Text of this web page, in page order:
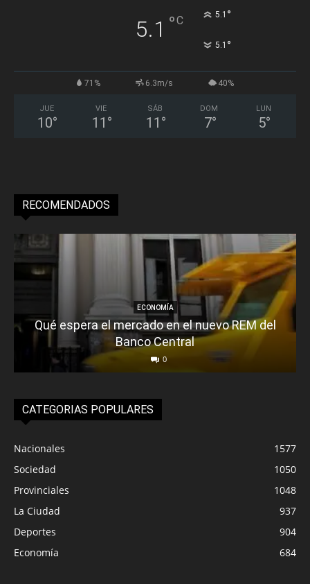
5.1 °C 5.1 °
5.1 °
71% 6.3m/s 40%
JUE
10°
VIE
11 °
SÁB
11 °
DOM
7°
LUN
5°
RECOMENDADOS
ECONOMÍA
Qué espera el mercado en el nuevo REM del
Banco Central
0
CATEGORIAS POPULARES
Nacionales
1577
Sociedad
1050
Provinciales
1048
La Ciudad
937
Deportes
904
Economía
684